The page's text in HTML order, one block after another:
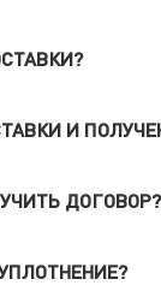
И
ДОГОВОР?